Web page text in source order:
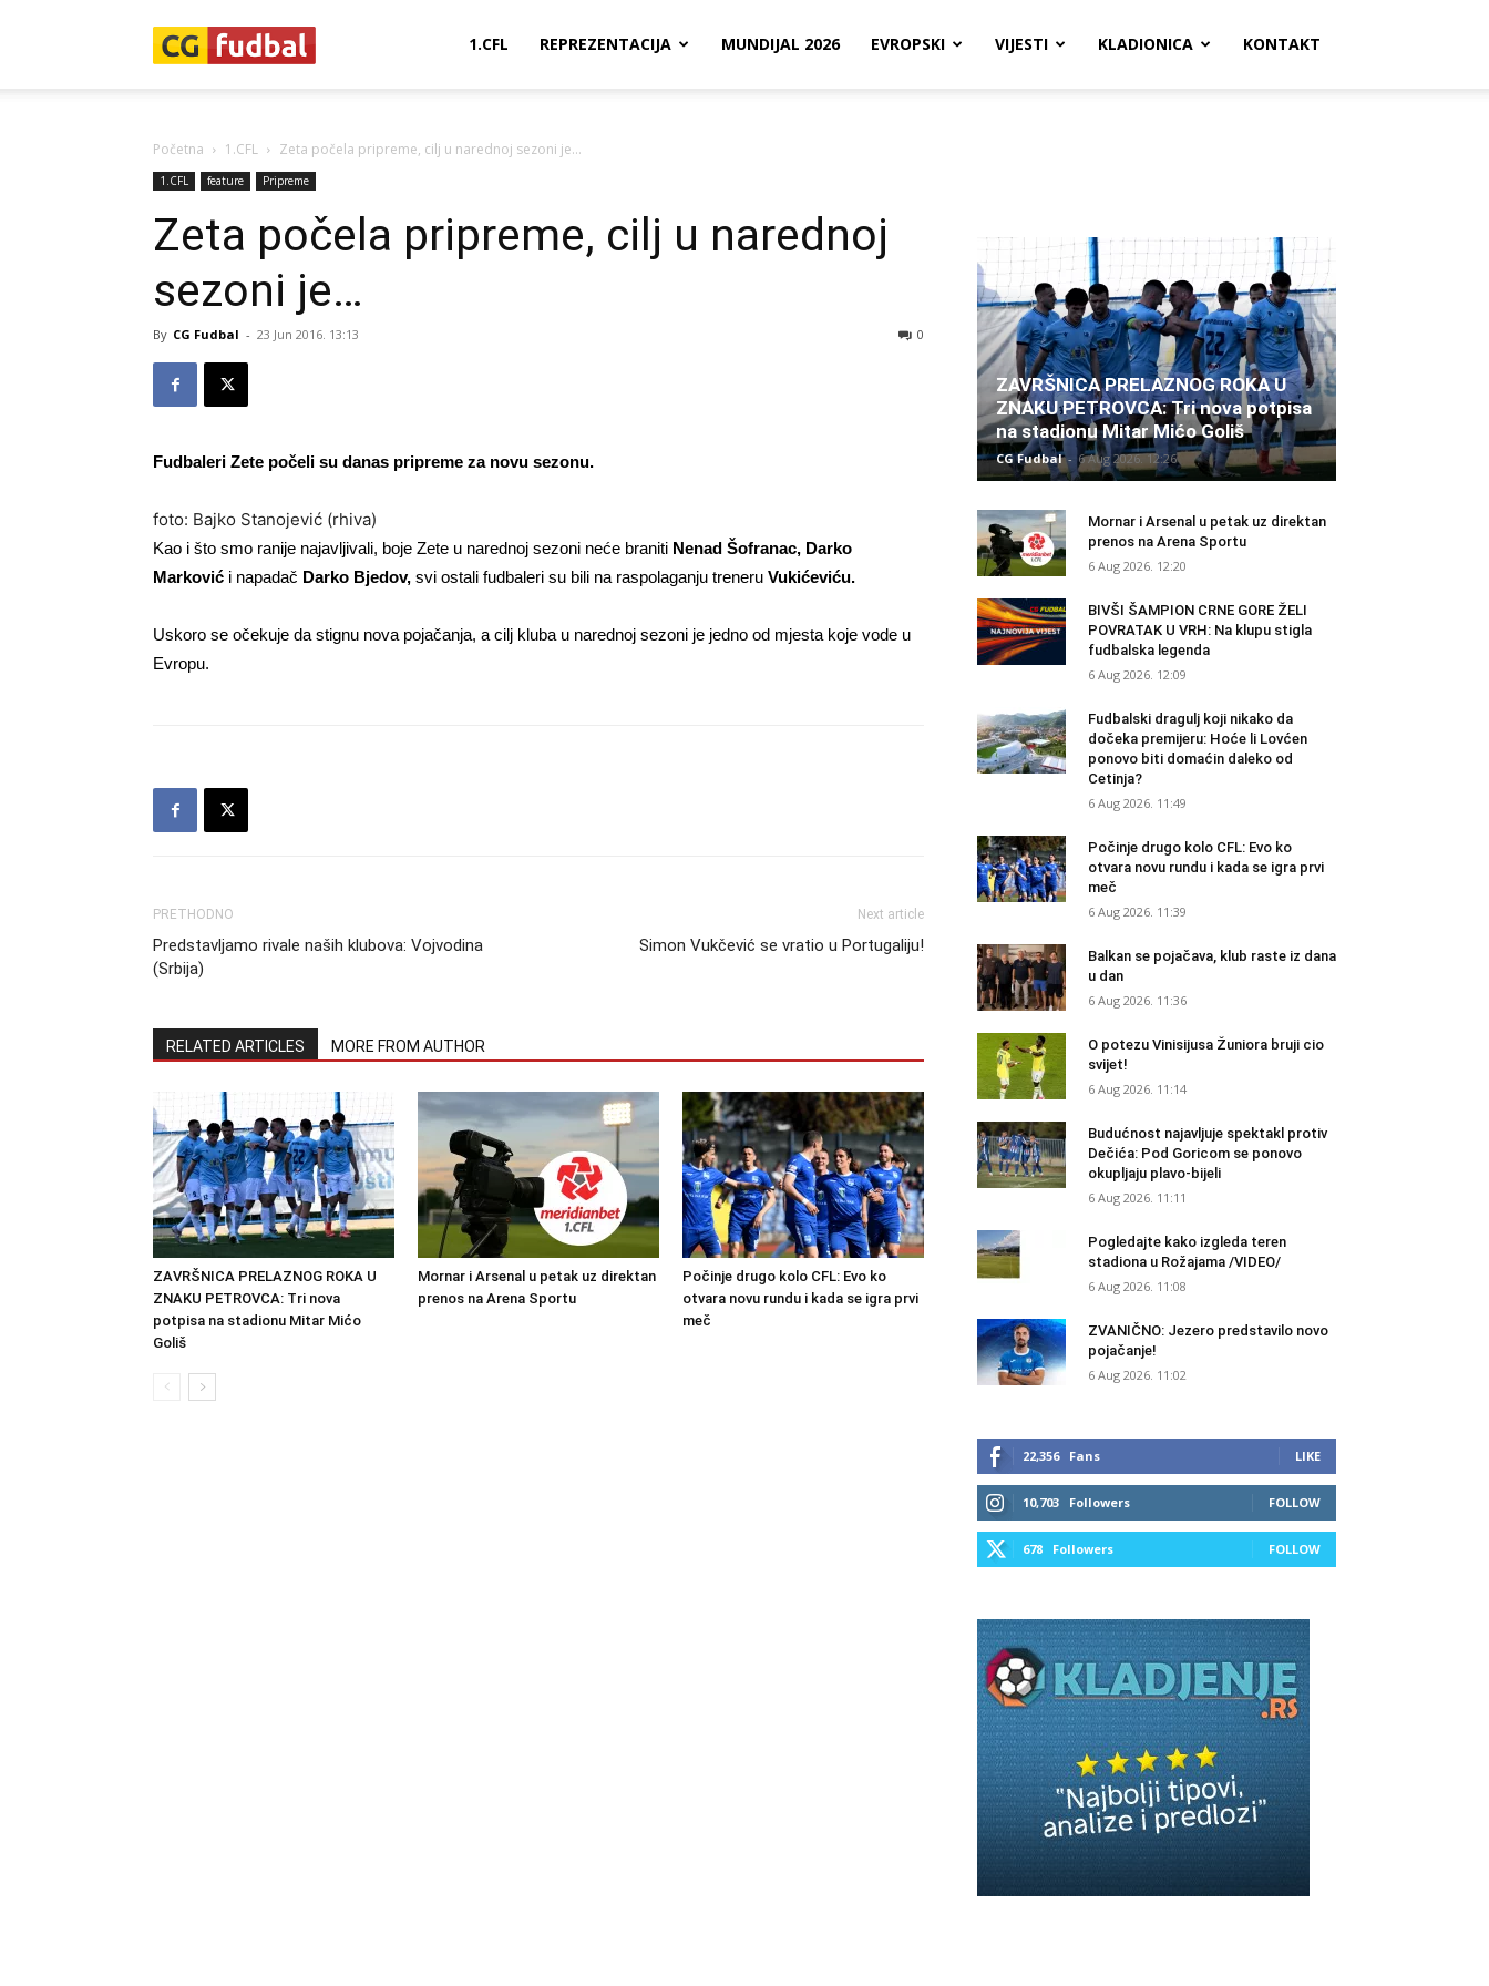
1.CFL REPREZENTACIJA MUNDIJAL 2026 EVROPSKI VIJESTI KLADIONICA KONTAKT
Početna 1.CFL Zeta počela pripreme, cilj u narednoj sezoni je…
1.CFL feature Pripreme
Zeta počela pripreme, cilj u narednoj
sezoni je…
By CG Fudbal - 23 Jun 2016. 13:13 0
Fudbaleri Zete počeli su danas pripreme za novu sezonu.
foto: Bajko Stanojević (rhiva)
Kao i što smo ranije najavljivali, boje Zete u narednoj sezoni neće braniti Nenad Šofranac, Darko
Marković i napadač Darko Bjedov, svi ostali fudbaleri su bili na raspolaganju treneru Vukićeviću.
Uskoro se očekuje da stignu nova pojačanja, a cilj kluba u narednoj sezoni je jedno od mjesta koje vode u
Evropu.
PRETHODNO
Predstavljamo rivale naših klubova: Vojvodina
(Srbija)
Next article
Simon Vukčević se vratio u Portugaliju!
RELATED ARTICLES MORE FROM AUTHOR
ZAVRŠNICA PRELAZNOG ROKA U
ZNAKU PETROVCA: Tri nova
potpisa na stadionu Mitar Mićo
Goliš
Mornar i Arsenal u petak uz direktan
prenos na Arena Sportu
Počinje drugo kolo CFL: Evo ko
otvara novu rundu i kada se igra prvi
meč
ZAVRŠNICA PRELAZNOG ROKA U
ZNAKU PETROVCA: Tri nova potpisa
na stadionu Mitar Mićo Goliš
CG Fudbal - 6 Aug 2026. 12:26
Mornar i Arsenal u petak uz direktan
prenos na Arena Sportu
6 Aug 2026. 12:20
BIVŠI ŠAMPION CRNE GORE ŽELI
POVRATAK U VRH: Na klupu stigla
fudbalska legenda
6 Aug 2026. 12:09
Fudbalski dragulj koji nikako da
dočeka premijeru: Hoće li Lovćen
ponovo biti domaćin daleko od
Cetinja?
6 Aug 2026. 11:49
Počinje drugo kolo CFL: Evo ko
otvara novu rundu i kada se igra prvi
meč
6 Aug 2026. 11:39
Balkan se pojačava, klub raste iz dana
u dan
6 Aug 2026. 11:36
O potezu Vinisijusa Žuniora bruji cio
svijet!
6 Aug 2026. 11:14
Budućnost najavljuje spektakl protiv
Dečića: Pod Goricom se ponovo
okupljaju plavo-bijeli
6 Aug 2026. 11:11
Pogledajte kako izgleda teren
stadiona u Rožajama /VIDEO/
6 Aug 2026. 11:08
ZVANIČNO: Jezero predstavilo novo
pojačanje!
6 Aug 2026. 11:02
22,356 Fans LIKE
10,703 Followers FOLLOW
678 Followers FOLLOW